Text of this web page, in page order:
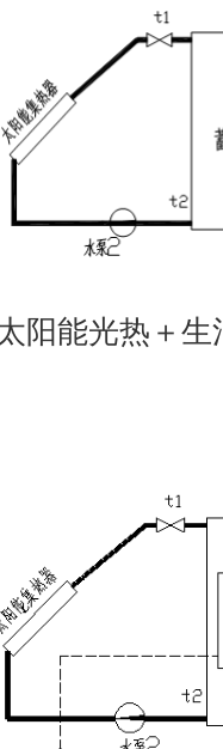
阳能光热＋生